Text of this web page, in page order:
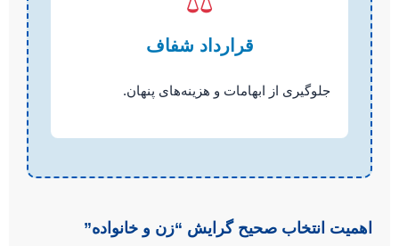
قرارداد شفاف
جلوگیری از ابهامات و هزینه‌های پنهان.
اهمیت انتخاب صحیح گرایش “زن و خانواده”